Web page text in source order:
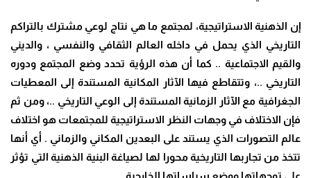
إن الذهنية الاستراتيجية، لمجتمع ما هي نتاج لوعي مشترك بالتراكم
التاريخي الذي يحمل في داخله العالم الثقافي والنفسي ، والديني
والقيم الاجتماعية .. كما أن هذه الرؤية تحدد وضع المجتمع ودوره
التاريخي ..، وتتقاطع فيها الآثار المكانية المستندة إلى المعطيات
الجغرافية مع الآثار الزمانية المستندة إلى الوعي التاريخي ..، ومن ثم
فإن الاختلاف في وجهات النظر الاستراتيجية للمجتمعات هو اختلاف
عالم التصورات الذي يستند على البعدين المكاني والزماني . أي أنها
تتخذ من تجاربها التاريخية محورا لها لصياغة البنية الذهنية التي تؤثر
على توجهاتها ووضع سياساتها الخارجية.